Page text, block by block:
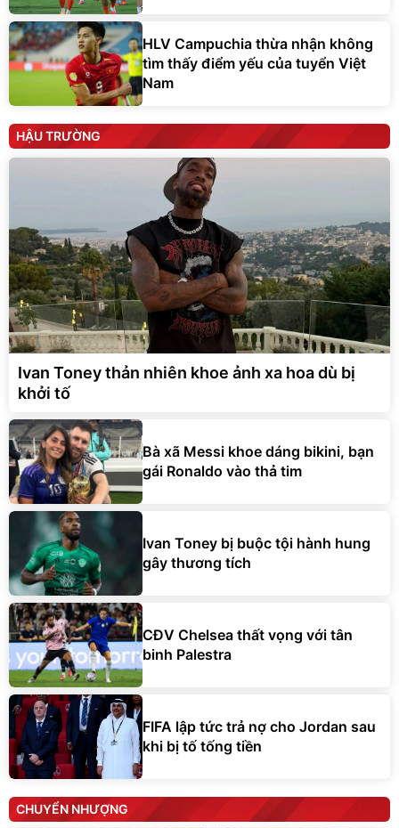
HLV Campuchia thừa nhận không
tìm thấy điểm yếu của tuyển Việt
Nam
HẬU TRƯỜNG
Ivan Toney thản nhiên khoe ảnh xa hoa dù bị
khởi tố
Bà xã Messi khoe dáng bikini, bạn
gái Ronaldo vào thả tim
Ivan Toney bị buộc tội hành hung
gây thương tích
CĐV Chelsea thất vọng với tân
binh Palestra
FIFA lập tức trả nợ cho Jordan sau
khi bị tố tống tiền
CHUYỂN NHƯỢNG